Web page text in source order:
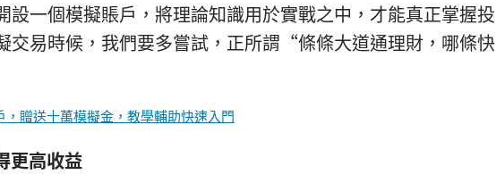
設一個模擬賬戶，將理論知識用於實戰之中，才能真正掌握投
交易時候，我們要多嘗試，正所謂“條條大道通理財，哪條快
贈送十萬模擬金，教學輔助快速入門
更高收益